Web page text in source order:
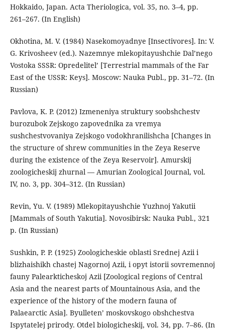
Hokkaido, Japan. Acta Theriologica, vol. 35, no. 3–4, pp.
261–267. (In English)
Okhotina, M. V. (1984) Nasekomoyadnye [Insectivores]. In: V.
G. Krivosheev (ed.). Nazemnye mlekopitayushchie Dal’nego
Vostoka SSSR: Opredelitel’ [Terrestrial mammals of the Far
East of the USSR: Keys]. Moscow: Nauka Publ., pp. 31–72. (In
Russian)
Pavlova, K. P. (2012) Izmeneniya struktury soobshchestv
burozubok Zejskogo zapovednika za vremya
sushchestvovaniya Zejskogo vodokhranilishcha [Changes in
the structure of shrew communities in the Zeya Reserve
during the existence of the Zeya Reservoir]. Amurskij
zoologicheskij zhurnal — Amurian Zoological Journal, vol.
IV, no. 3, pp. 304–312. (In Russian)
Revin, Yu. V. (1989) Mlekopitayushchie Yuzhnoj Yakutii
[Mammals of South Yakutia]. Novosibirsk: Nauka Publ., 321
p. (In Russian)
Sushkin, P. P. (1925) Zoologicheskie oblasti Srednej Azii i
blizhaishikh chastej Nagornoj Azii, i opyt istorii sovremennoj
fauny Palearkticheskoj Azii [Zoological regions of Central
Asia and the nearest parts of Mountainous Asia, and the
experience of the history of the modern fauna of
Palaearctic Asia]. Byulleten’ moskovskogo obshchestva
Ispytatelej prirody. Otdel biologicheskij, vol. 34, pp. 7–86. (In